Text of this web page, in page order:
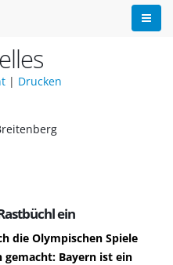
| Drucken
ein
die Olympischen Spiele
gemacht: Bayern ist ein